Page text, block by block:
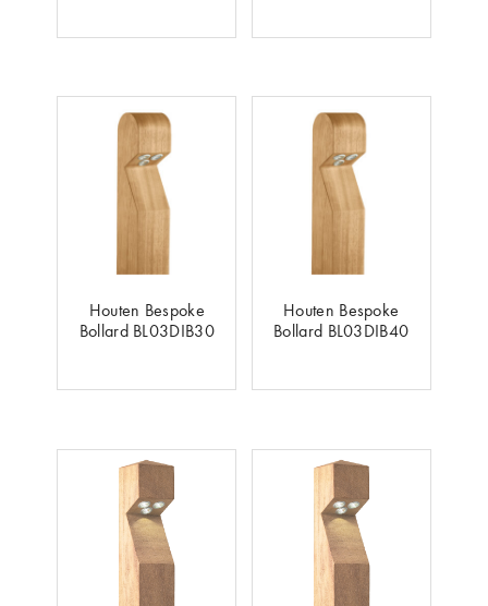
Houten Bespoke
Bollard BL03DIB30
Houten Bespoke
Bollard BL03DIB40